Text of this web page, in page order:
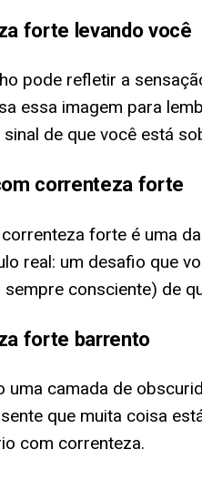
forte levando você
pode refletir a
essa imagem para
de que você está
correnteza forte
forte é uma
real: um desafio que
consciente) de
forte barrento
camada de
que muita coisa
com correnteza.